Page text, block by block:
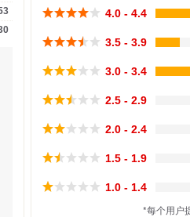
4.0 - 4.4
3.5 - 3.9
3.0 - 3.4
2.5 - 2.9
2.0 - 2.4
1.5 - 1.9
1.0 - 1.4
*每个用户